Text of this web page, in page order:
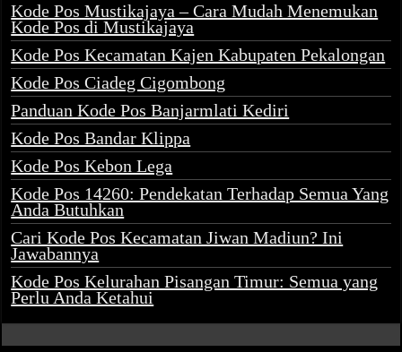
Kode Pos Mustikajaya – Cara Mudah Menemukan
Kode Pos di Mustikajaya
Kode Pos Kecamatan Kajen Kabupaten Pekalongan
Kode Pos Ciadeg Cigombong
Panduan Kode Pos Banjarmlati Kediri
Kode Pos Bandar Klippa
Kode Pos Kebon Lega
Kode Pos 14260: Pendekatan Terhadap Semua Yang
Anda Butuhkan
Cari Kode Pos Kecamatan Jiwan Madiun? Ini
Jawabannya
Kode Pos Kelurahan Pisangan Timur: Semua yang
Perlu Anda Ketahui